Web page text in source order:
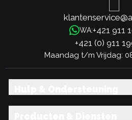
WA:+421 911
+421 (0) 911
Maandag t/m Vrijdag: